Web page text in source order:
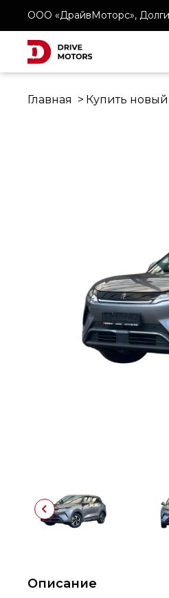
ООО «ДрайвМоторс»,
Главная Купить новый
Описание